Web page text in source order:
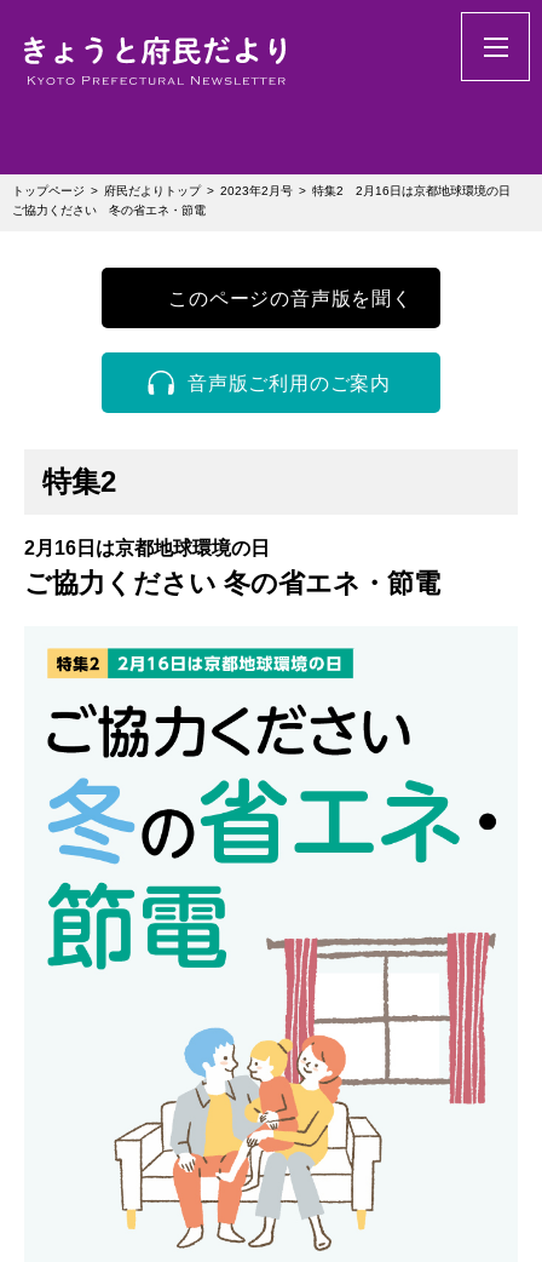
トップページ 府民だよりトップ 2023年2月号
特集2 2月16日は京都地球環境の日
ご協力ください 冬の省エネ・節電
このページの音声版を聞く
音声版ご利用のご案内
特集2
2月16日は京都地球環境の日
ご協力ください 冬の省エネ・節電